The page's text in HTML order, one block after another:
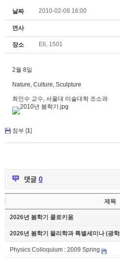
날짜 2010-02-08 16:00
연사
장소 E6, 1501
2월 8일
Nature, Culture, Sculpture
최인수 교수, 서울대 미술대학 조소과
첨부 [1]
댓글 0
제목
2026년 봄학기 콜로키움
2026년 봄학기 물리학과 특별세미나 (광
Physics Colloquium : 2009 Spring